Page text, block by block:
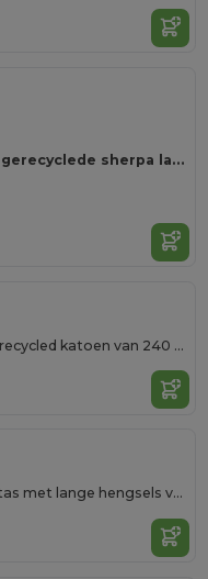
Bear 13 inch GRS gerecyclede sherpa laptophoes 2 l
TORLA Tas van gerecycled katoen van 240 g/m² met voorvak
FASLER Corduroy tas met lange hengsels van 60 cm